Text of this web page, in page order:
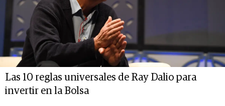
Las 10 reglas universales de Ray Dalio para
invertir en la Bolsa